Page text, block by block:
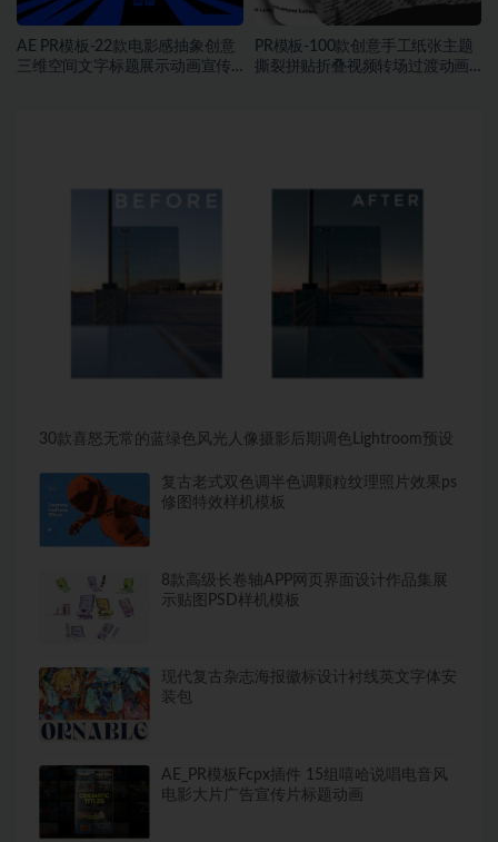
AE PR模板-22款电影感抽象创意
三维空间文字标题展示动画宣传
PR模板-100款创意手工纸张主题
撕裂拼贴折叠视频转场过渡动画
30款喜怒无常的蓝绿色风光人像摄影后期调色Lightroom预设
复古老式双色调半色调颗粒纹理照片效果ps
修图特效样机模板
8款高级长卷轴APP网页界面设计作品集展
示贴图PSD样机模板
现代复古杂志海报徽标设计衬线英文字体安
装包
AE_PR模板Fcpx插件 15组嘻哈说唱电音风
电影大片广告宣传片标题动画